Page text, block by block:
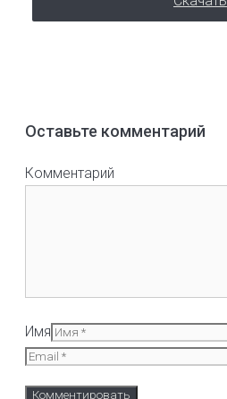
Оставьте комментарий
Комментарий
Имя